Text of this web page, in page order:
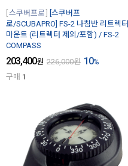
스쿠버프로
[스쿠버프
로/SCUBAPRO] FS-2 나침반 리트렉터
마운트 (리트렉터 제외/포함) / FS-2
COMPASS
203,400원 226,000원 10%
구매 1